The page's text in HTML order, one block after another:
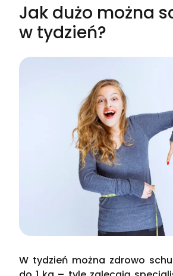
Jak dużo można
w tydzień?
W tydzień można zdrowo